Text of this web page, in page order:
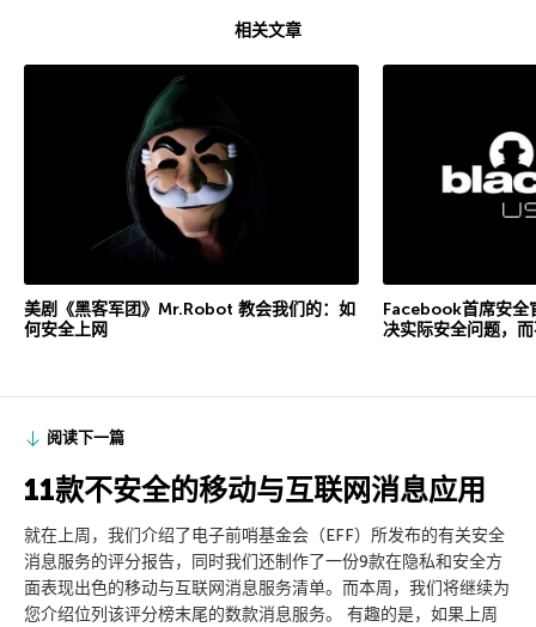
相关文章
美剧《黑客军团》Mr.Robot 教会我们的：如
何安全上网
Facebook首席安全
决实际安全问题，
阅读下一篇
11款不安全的移动与互联网消息应用
就在上周，我们介绍了电子前哨基金会（EFF）所发布的有关安全
消息服务的评分报告，同时我们还制作了一份9款在隐私和安全方
面表现出色的移动与互联网消息服务清单。而本周，我们将继续为
您介绍位列该评分榜末尾的数款消息服务。 有趣的是，如果上周